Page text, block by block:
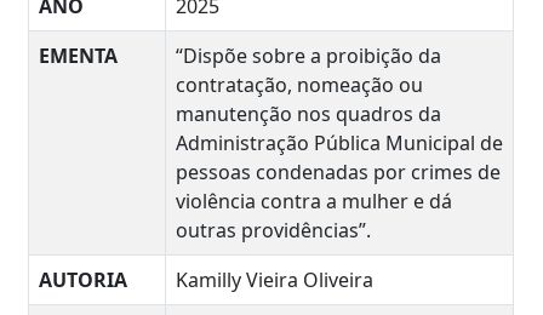
ANO
2025
EMENTA
“Dispõe sobre a proibição da
contratação, nomeação ou
manutenção nos quadros da
Administração Pública Municipal de
pessoas condenadas por crimes de
violência contra a mulher e dá
outras providências”.
AUTORIA
Kamilly Vieira Oliveira